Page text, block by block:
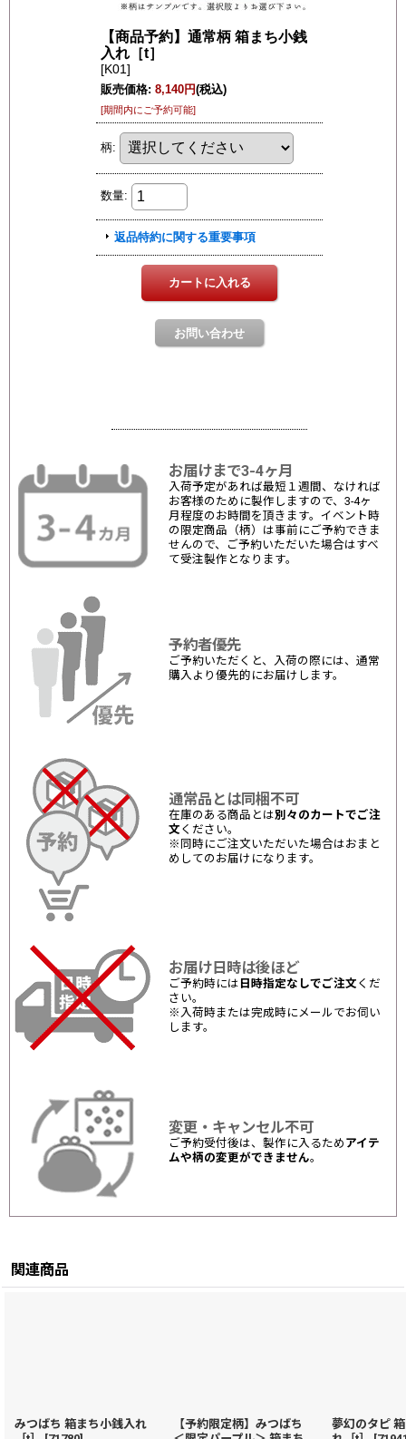
お届けまで3-4ヶ月
入荷予定があれば最短１週間、なければ
お客様のために製作しますので、3-4ヶ
月程度のお時間を頂きます。イベント時
の限定商品（柄）は事前にご予約できま
せんので、ご予約いただいた場合はすべ
て受注製作となります。
予約者優先
ご予約いただくと、入荷の際には、通常
購入より優先的にお届けします。
通常品とは同梱不可
在庫のある商品とは別々のカートでご注
文 ください。
※同時にご注文いただいた場合はおまと
めしてのお届けになります。
お届け日時は後ほど
ご予約時には 日時指定なしでご注文 くだ
さい。
※入荷時または完成時にメールでお伺い
します。
変更・キャンセル不可
ご予約受付後は、製作に入るため アイテ
ムや柄の変更ができません。
関連商品
みつばち 箱まち小銭入れ
【予約限定柄】みつばち
夢幻のタピ